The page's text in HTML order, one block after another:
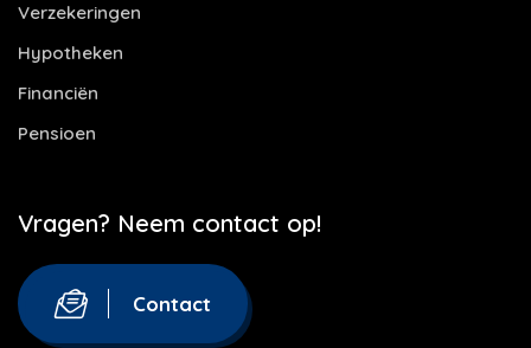
Verzekeringen
Hypotheken
Financiën
Pensioen
Vragen? Neem contact op!
Contact